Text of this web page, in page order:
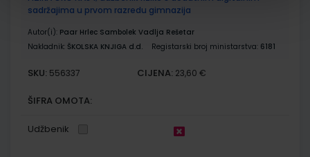
sadržajima u prvom razredu gimnazija
Autor(i): Paar Hrlec Sambolek Vadlja Rešetar
Nakladnik: ŠKOLSKA KNJIGA d.d. Registarski broj ministarstva: 6181
SKU: 556337 CIJENA: 23,60 €
ŠIFRA OMOTA:
Udžbenik